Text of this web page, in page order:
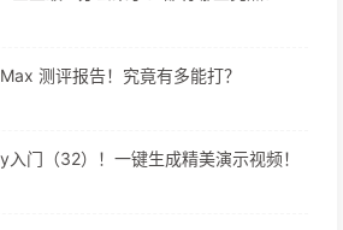
测评报告！究竟有多能打？
门（32）！一键生成精美演示视频！